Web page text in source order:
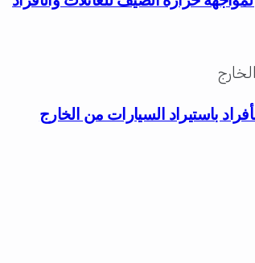
باستيراد السيارات من الخارج